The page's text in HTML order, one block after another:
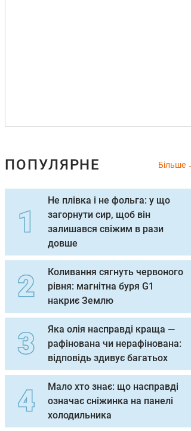
ПОПУЛЯРНЕ Більше
Не плівка і не фольга: у що
загорнути сир, щоб він
залишався свіжим в рази
довше
Коливання сягнуть червоного
рівня: магнітна буря G1
накриє Землю
Яка олія насправді краща —
рафінована чи нерафінована:
відповідь здивує багатьох
Мало хто знає: що насправді
означає сніжинка на панелі
холодильника